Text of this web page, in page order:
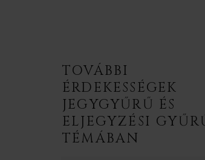
TOVÁBBI
ÉRDEKESSÉGEK
JEGYGYŰRŰ ÉS
ELJEGYZÉSI
TÉMÁBAN